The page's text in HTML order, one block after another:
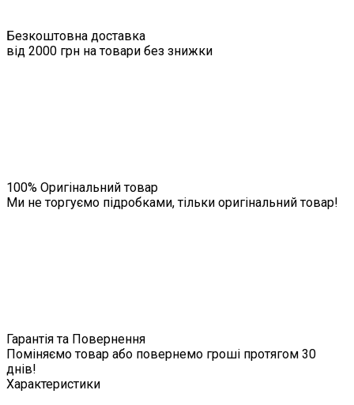
Безкоштовна доставка
від 2000 грн на товари без знижки
100% Оригінальний товар
Ми не торгуємо підробками, тільки оригінальний товар!
Гарантія та Повернення
Поміняємо товар або повернемо гроші протягом 30
днів!
Характеристики